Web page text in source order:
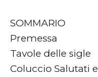
SOMMARIO
Premessa
Tavole delle sigle
Coluccio Salutati